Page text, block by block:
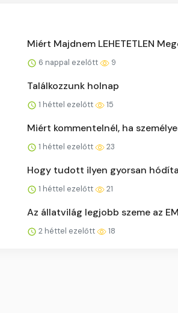
Miért Majdnem LEHETETLEN
6 nappal ezelőtt 9
Találkozzunk holnap
1 héttel ezelőtt 15
Miért kommentelnél, ha
1 héttel ezelőtt 23
Hogy tudott ilyen gyorsan
1 héttel ezelőtt 21
Az állatvilág legjobb szeme az
2 héttel ezelőtt 18